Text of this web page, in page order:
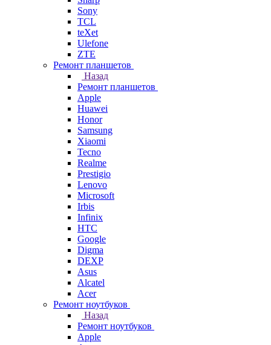
Sony
TCL
teXet
Ulefone
ZTE
Ремонт планшетов
Назад
Ремонт планшетов
Apple
Huawei
Honor
Samsung
Xiaomi
Tecno
Realme
Prestigio
Lenovo
Microsoft
Irbis
Infinix
HTC
Google
Digma
DEXP
Asus
Alcatel
Acer
Ремонт ноутбуков
Назад
Ремонт ноутбуков
Apple